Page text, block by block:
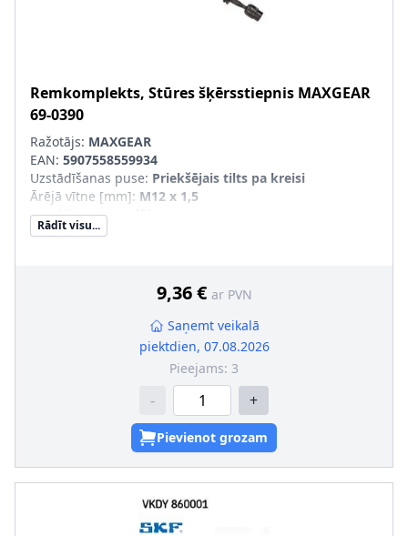
Remkomplekts, Stūres šķērsstiepnis MAXGEAR
69-0390
Ražotājs: MAXGEAR
EAN: 5907558559934
Uzstādīšanas puse: Priekšējais tilts pa kreisi
Ārējā vītne [mm]: M12 x 1,5
regulējams:regulējams
Stūres vadība
Rādīt visu...
9,36 € ar PVN
Saņemt veikalā
piektdien, 07.08.2026
Pieejams: 3
- +
Pievienot grozam